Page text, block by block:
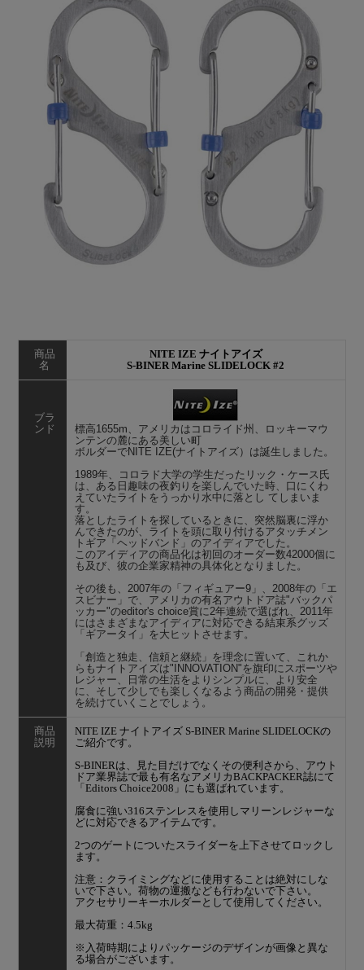
商品
名
NITE IZE ナイトアイズ
S-BINER Marine SLIDELOCK #2
ブラ
ンド
標高1655m、アメリカはコロライド州、ロッキーマウ
ンテンの麓にある美しい町
ボルダーでNITE IZE(ナイトアイズ）は誕生しました。
1989年、コロラド大学の学生だったリック・ケース氏
は、ある日趣味の夜釣りを楽しんでいた時、口にくわ
えていたライトをうっかり水中に落とし てしまいま
す。
落としたライトを探しているときに、突然脳裏に浮か
んできたのが、ライトを頭に取り付けるアタッチメン
トギア「ヘッドバンド」のアイディアでした。
このアイディアの商品化は初回のオーダー数42000個に
も及び、彼の企業家精神の具体化となりました。
その後も、2007年の「フィギュアー9」、2008年の「エ
スビナー」で、アメリカの有名アウトドア誌"バックパ
ッカー"のeditor's choice賞に2年連続で選ばれ、2011年
にはさまざまなアイディアに対応できる結束系グッズ
「ギアータイ」を大ヒットさせます。
「創造と独走、信頼と継続」を理念に置いて、これか
らもナイトアイズは"INNOVATION"を旗印にスポーツや
レジャー、日常の生活をよりシンプルに、より安全
に、そして少しでも楽しくなるよう商品の開発・提供
を続けていくことでしょう。
商品
説明
NITE IZE ナイトアイズ S-BINER Marine SLIDELOCKの
ご紹介です。
S-BINERは、見た目だけでなくその便利さから、アウト
ドア業界誌で最も有名なアメリカBACKPACKER誌にて
「Editors Choice2008」にも選ばれています。
腐食に強い316ステンレスを使用しマリーンレジャーな
どに対応できるアイテムです。
2つのゲートについたスライダーを上下させてロックし
ます。
注意：クライミングなどに使用することは絶対にしな
いで下さい。荷物の運搬なども行わないで下さい。
アクセサリーキーホルダーとして使用してください。
最大荷重：4.5kg
※入荷時期によりパッケージのデザインが画像と異な
る場合がございます。